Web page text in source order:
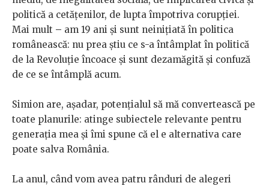
politică a cetățenilor, de lupta împotriva corupției.
Mai mult – am 19 ani și sunt neinițiată în politica
românească: nu prea știu ce s-a întâmplat în politică
de la Revoluție încoace și sunt dezamăgită și confuză
de ce se întâmplă acum.
Simion are, așadar, potențialul să mă convertească pe
toate planurile: atinge subiectele relevante pentru
generația mea și îmi spune că el e alternativa care
poate salva România.
La anul, când vom avea patru rânduri de alegeri